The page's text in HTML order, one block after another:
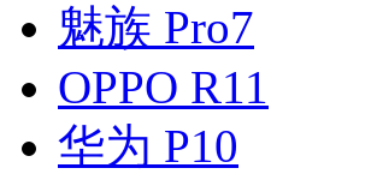
魅族 Pro7
OPPO R11
华为 P10